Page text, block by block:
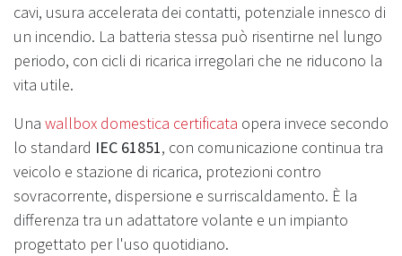
cavi, usura accelerata dei contatti, potenziale innesco di
un incendio. La batteria stessa può risentirne nel lungo
periodo, con cicli di ricarica irregolari che ne riducono la
vita utile.
Una wallbox domestica certificata opera invece secondo
lo standard IEC 61851, con comunicazione continua tra
veicolo e stazione di ricarica, protezioni contro
sovracorrente, dispersione e surriscaldamento. È la
differenza tra un adattatore volante e un impianto
progettato per l'uso quotidiano.